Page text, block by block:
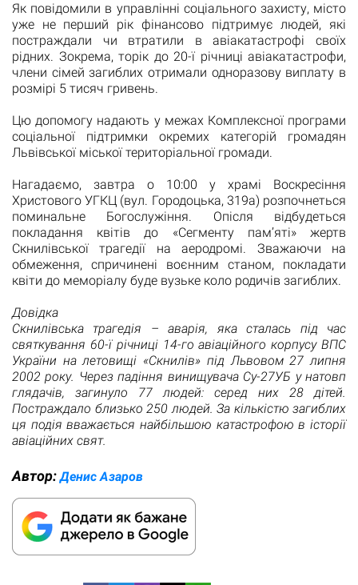
Як повідомили в управлінні соціального захисту, місто
уже не перший рік фінансово підтримує людей, які
постраждали чи втратили в авіакатастрофі своїх
рідних. Зокрема, торік до 20-ї річниці авіакатастрофи,
члени сімей загиблих отримали одноразову виплату в
розмірі 5 тисяч гривень.
Цю допомогу надають у межах Комплексної програми
соціальної підтримки окремих категорій громадян
Львівської міської територіальної громади.
Нагадаємо, завтра о 10:00 у храмі Воскресіння
Христового УГКЦ (вул. Городоцька, 319а) розпочнеться
поминальне Богослужіння. Опісля відбудеться
покладання квітів до «Сегменту пам’яті» жертв
Скнилівської трагедії на аеродромі. Зважаючи на
обмеження, спричинені воєнним станом, покладати
квіти до меморіалу буде вузьке коло родичів загиблих.
Довідка
Скнилівська трагедія – аварія, яка сталась під час
святкування 60-ї річниці 14-го авіаційного корпусу ВПС
України на летовищі «Скнилів» під Львовом 27 липня
2002 року. Через падіння винищувача Су-27УБ у натовп
глядачів, загинуло 77 людей: серед них 28 дітей.
Постраждало близько 250 людей. За кількістю загиблих
ця подія вважається найбільшою катастрофою в історії
авіаційних свят.
Автор:Денис Азаров